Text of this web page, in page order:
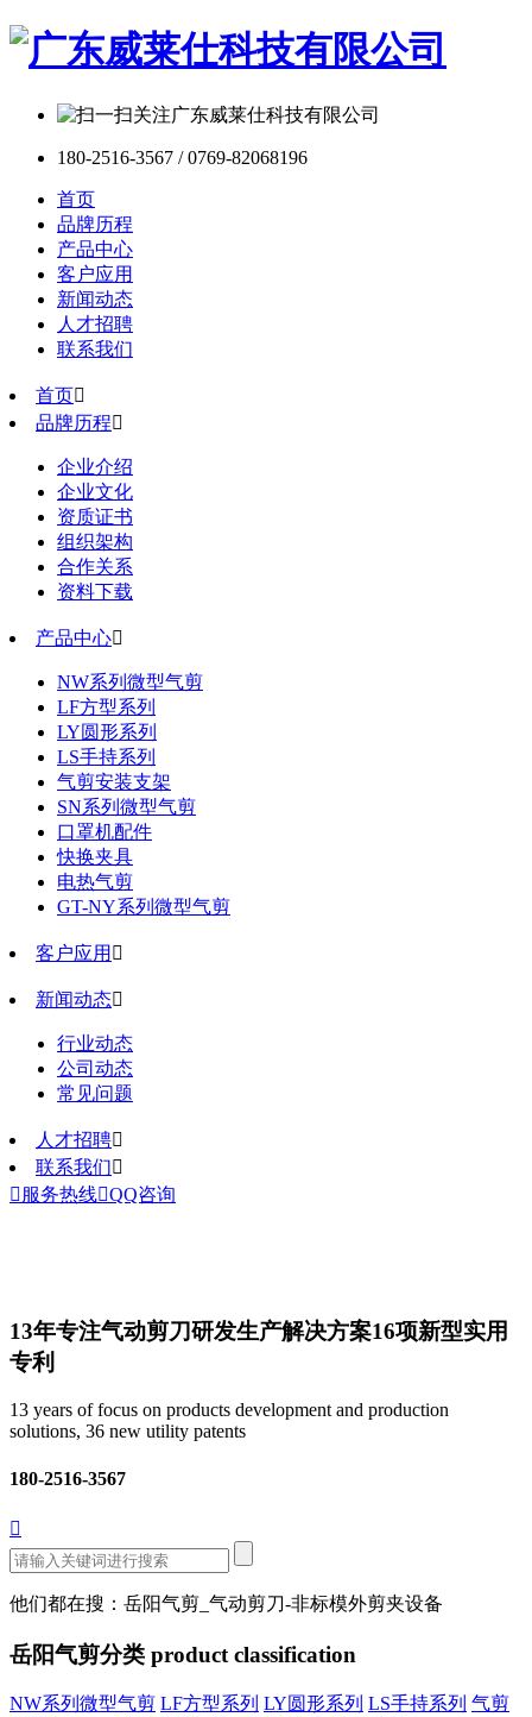
180-2516-3567 / 0769-82068196
首页
品牌历程
产品中心
客户应用
新闻动态
人才招聘
联系我们
首页
品牌历程
企业介绍
企业文化
资质证书
组织架构
合作关系
资料下载
产品中心
NW系列微型气剪
LF方型系列
LY圆形系列
LS手持系列
气剪安装支架
SN系列微型气剪
口罩机配件
快换夹具
电热气剪
GT-NY系列微型气剪
客户应用 
新闻动态
行业动态
公司动态
常见问题
人才招聘
联系我们
 服务热线QQ咨询
13年专注气动剪刀研发生产解决方案16项新型实用
专利
13 years of focus on products development and production
solutions, 36 new utility patents
180-2516-3567

他们都在搜：岳阳气剪_气动剪刀-非标模外剪夹设备
岳阳气剪分类 product classification
NW系列微型气剪 LF方型系列 LY圆形系列 LS手持系列 气剪